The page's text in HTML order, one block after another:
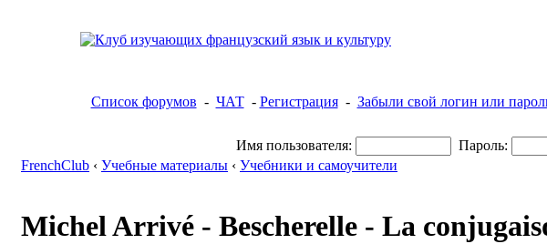
Список форумов - ЧАТ- Регистрация- Забыли свой логин или
Имя пользователя: Пароль:
FrenchClub ‹ Учебные материалы ‹ Учебники и самоучители
Michel Arrivé - Bescherelle - La